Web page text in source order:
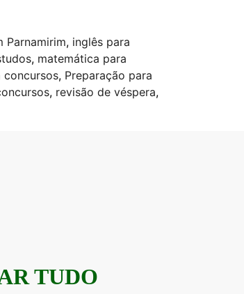
Parnamirim, inglês para
, matemática para
concursos, Preparação para
, revisão de véspera,
TUDO